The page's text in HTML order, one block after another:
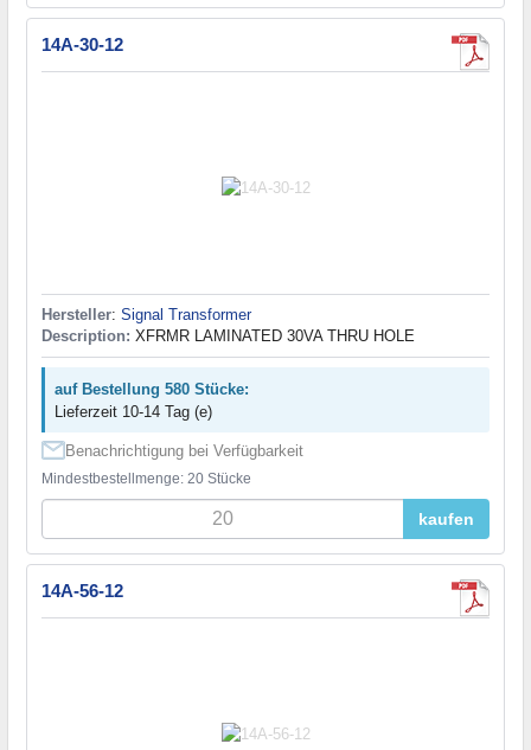
14A-30-12
Hersteller: Signal Transformer
Description: XFRMR LAMINATED 30VA THRU HOLE
auf Bestellung 580 Stücke:
Lieferzeit 10-14 Tag (e)
Benachrichtigung bei Verfügbarkeit
Mindestbestellmenge: 20 Stücke
kaufen
14A-56-12